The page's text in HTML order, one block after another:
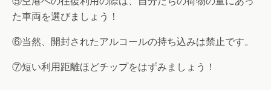
た車両を選びましょう！
⑥当然、開封されたアルコールの持ち込みは禁止です。
⑦短い利用距離ほどチップをはずみましょう！